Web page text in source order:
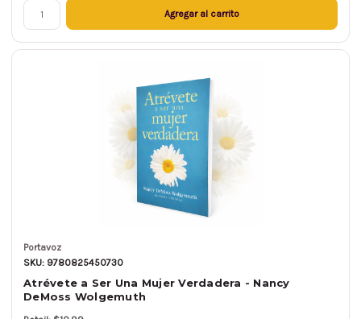
Agregar al carrito
Portavoz
SKU: 9780825450730
Atrévete a Ser Una Mujer Verdadera - Nancy
DeMoss Wolgemuth